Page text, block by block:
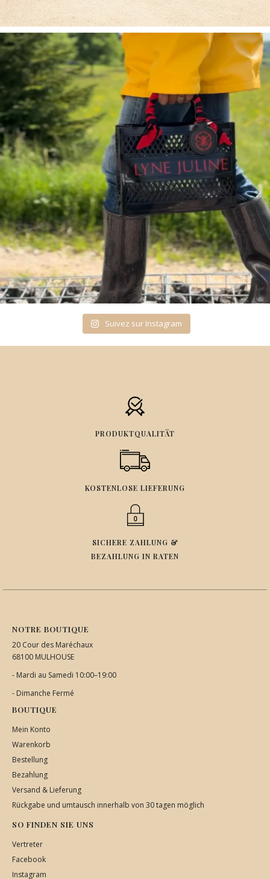
Suivez sur Instagram
PRODUKTQUALITÄT
KOSTENLOSE LIEFERUNG
SICHERE ZAHLUNG &
BEZAHLUNG IN RATEN
NOTRE BOUTIQUE
20 Cour des Maréchaux
68100 MULHOUSE
- Mardi au Samedi 10:00–19:00
- Dimanche Fermé
BOUTIQUE
Mein Konto
Warenkorb
Bestellung
Bezahlung
Versand & Lieferung
Rückgabe und umtausch innerhalb von 30 tagen möglich
SO FINDEN SIE UNS
Vertreter
Facebook
Instagram